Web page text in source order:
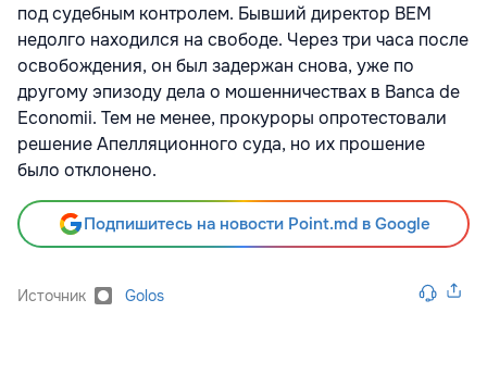
под судебным контролем. Бывший директор ВЕМ
недолго находился на свободе. Через три часа после
освобождения, он был задержан снова, уже по
другому эпизоду дела о мошенничествах в Banca de
Economii. Тем не менее, прокуроры опротестовали
решение Апелляционного суда, но их прошение
было отклонено.
Подпишитесь на новости Point.md в Google
Источник Golos